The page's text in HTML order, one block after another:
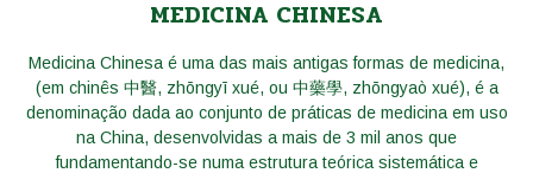
MEDICINA CHINESA
Medicina Chinesa é uma das mais antigas formas de medicina,
(em chinês 中醫, zhōngyī xué, ou 中藥學, zhōngyaò xué), é a
denominação dada ao conjunto de práticas de medicina em uso
na China, desenvolvidas a mais de 3 mil anos que
fundamentando-se numa estrutura teórica sistemática e